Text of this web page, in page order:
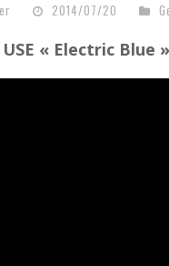
2014/07/20
« Electric Blue »